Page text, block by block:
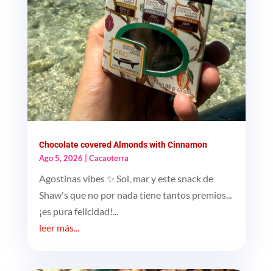
Chocolate covered Almonds with Cinnamon
Ago 5, 2026
Cacaoterra
Agostinas vibes ✨ Sol, mar y este snack de
Shaw's que no por nada tiene tantos premios...
¡es pura felicidad!...
leer más...